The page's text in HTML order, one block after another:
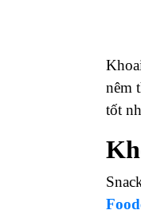
nêm
tốt